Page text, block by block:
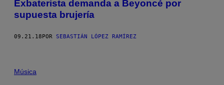
Exbaterista demanda a Beyoncé por
supuesta brujería
09.21.18 POR SEBASTIÁN LÓPEZ RAMÍREZ
Música